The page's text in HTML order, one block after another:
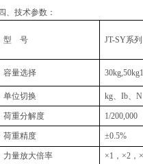
、技术参数：
型 号 JT-SY系列
容量选择
单位切换 kg、Ib、
荷重分解度 1/200,000
荷重精度 ±0.5%
力量放大倍率 ×1，×2，